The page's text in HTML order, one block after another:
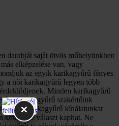
darabját saját ötvös műhelyünkben
elképzelése van, vagy
az egyik karikagyűrű fényes
a női karikagyűrű legyen több
Minden karikagyűrű
karikagyűrű szakértőink
meg karikagyűrű kínálatunkat
kérdésére választ kaphat. Ne
×